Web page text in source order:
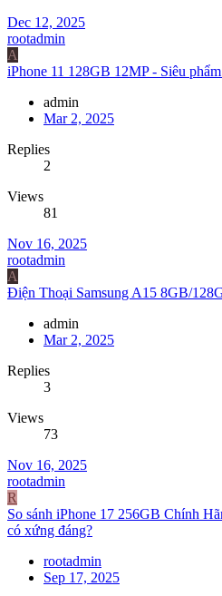
Dec 12, 2025
rootadmin
A
iPhone 11 128GB 12MP - Siêu
admin
Mar 2, 2025
Replies
2
Views
81
Nov 16, 2025
rootadmin
A
Điện Thoại Samsung A15 8GB/
admin
Mar 2, 2025
Replies
3
Views
73
Nov 16, 2025
rootadmin
R
So sánh iPhone 17 256GB Chính
có xứng đáng?
rootadmin
Sep 17, 2025